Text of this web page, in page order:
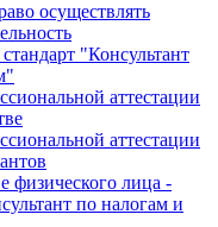
осуществлять
"Консультант
аттестации
аттестации
физического лица -
по налогам и